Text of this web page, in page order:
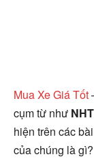
Mua Xe Giá Tốt
cụm từ như
hiện trên các
của chúng là gì?